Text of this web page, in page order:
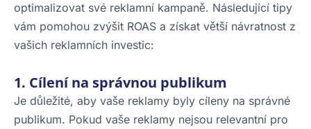
optimalizovat své reklamní kampaně. Následující tipy
vám pomohou zvýšit ROAS a získat větší návratnost z
vašich reklamních investic:
1. Cílení na správnou publikum
Je důležité, aby vaše reklamy byly cíleny na správné
publikum. Pokud vaše reklamy nejsou relevantní pro